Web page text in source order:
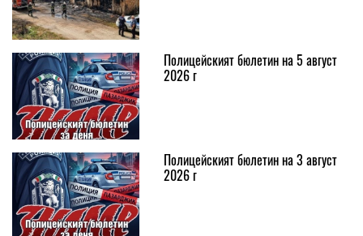
Полицейският бюлетин на 5 август
2026 г
Полицейският бюлетин на 3 август
2026 г